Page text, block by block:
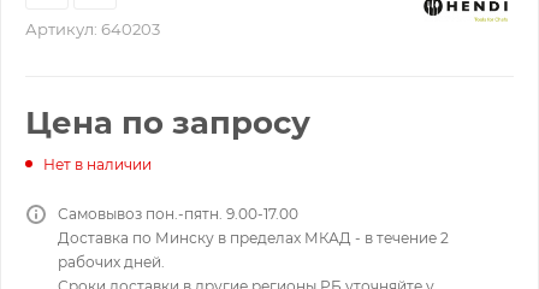
Артикул: 640203
Цена по запросу
Нет в наличии
Самовывоз пон.-пятн. 9.00-17.00
Доставка по Минску в пределах МКАД - в течение 2
рабочих дней.